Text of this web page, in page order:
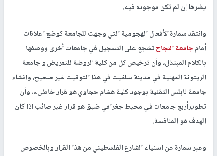
يضرها إن لم تكن موجوده فيه.
وانتقد سمارة الأفعال الهجومية التي وجهت للجامعة كوضع اعلانات
أمامجامعة النجاحتشجع على التسجيل في جامعات أخرى ووصفها
بالكلام المبتذل، وأن ترخيص كل من كلية الروضة للتمريض و جامعة
الزيتونة المهنية في مدينة سلفيت في هذا التوقيت غير صحيح، وانشاء
جامعة نابلس التقنية بوجود كلية هشام حجاوي هو قرار خاطىء، وأن
تطويرأربع جامعات في محيط جغرافي ضيق هو قرار غير صائب اذا كان
الهدف هو المنافسة.
وعبر سمارة عن استياء الشارع الفلسطيني من هذا القرار وبالخصوص